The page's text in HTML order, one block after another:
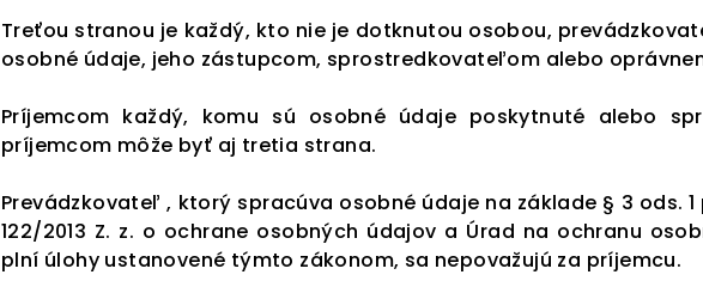
Treťou stranou je každý, kto nie je dotknutou osobou,
osobné údaje, jeho zástupcom, sprostredkovateľom alebo
Príjemcom každý, komu sú osobné údaje poskytnuté alebo
príjemcom môže byť aj tretia strana.
Prevádzkovateľ , ktorý spracúva osobné údaje na základe § 3 ods.
122/2013 Z. z. o ochrane osobných údajov a Úrad na ochranu
plní úlohy ustanovené týmto zákonom, sa nepovažujú za príjemcu.